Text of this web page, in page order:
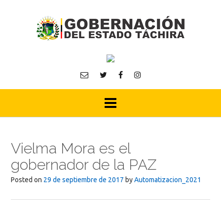
Vielma Mora es el
gobernador de la PAZ
Posted on 29 de septiembre de 2017 byAutomatizacion_2021